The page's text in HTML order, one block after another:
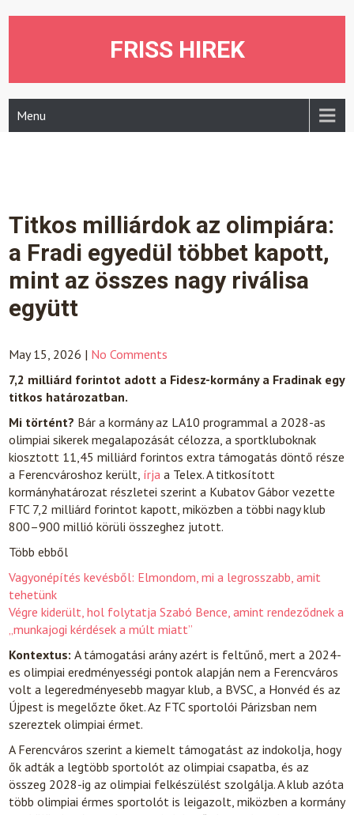
FRISS HIREK
Menu
Titkos milliárdok az olimpiára:
a Fradi egyedül többet kapott,
mint az összes nagy riválisa
együtt
May 15, 2026 | No Comments
7,2 milliárd forintot adott a Fidesz-kormány a Fradinak egy
titkos határozatban.
Mi történt? Bár a kormány az LA10 programmal a 2028-as
olimpiai sikerek megalapozását célozza, a sportkluboknak
kiosztott 11,45 milliárd forintos extra támogatás döntő része
a Ferencvároshoz került, írja a Telex. A titkosított
kormányhatározat részletei szerint a Kubatov Gábor vezette
FTC 7,2 milliárd forintot kapott, miközben a többi nagy klub
800–900 millió körüli összeghez jutott.
Több ebből
Vagyonépítés kevésből: Elmondom, mi a legrosszabb, amit
tehetünk
Végre kiderült, hol folytatja Szabó Bence, amint rendeződnek a
„munkajogi kérdések a múlt miatt”
Kontextus:A támogatási arány azért is feltűnő, mert a 2024-
es olimpiai eredményességi pontok alapján nem a Ferencváros
volt a legeredményesebb magyar klub, a BVSC, a Honvéd és az
Újpest is megelőzte őket. Az FTC sportolói Párizsban nem
szereztek olimpiai érmet.
A Ferencváros szerint a kiemelt támogatást az indokolja, hogy
ők adták a legtöbb sportolót az olimpiai csapatba, és az
összeg 2028-ig az olimpiai felkészülést szolgálja. A klub azóta
több olimpiai érmes sportolót is leigazolt, miközben a kormány